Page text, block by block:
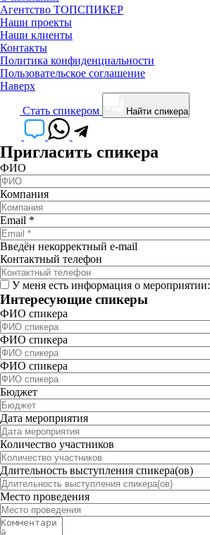
Агентство ТОПСПИКЕР
Наши проекты
Наши клиенты
Контакты
Политика конфиденциальности
Пользовательское соглашение
Наверх
Cтать спикером Найти спикера
Пригласить спикера
ФИО
Компания
Email *
Введён некорректный e-mail
Контактный телефон
У меня есть информация о мероприятии:
Интересующие спикеры
ФИО спикера
ФИО спикера
ФИО спикера
Бюджет
Дата мероприятия
Количество участников
Длительность выступления спикера(ов)
Место проведения